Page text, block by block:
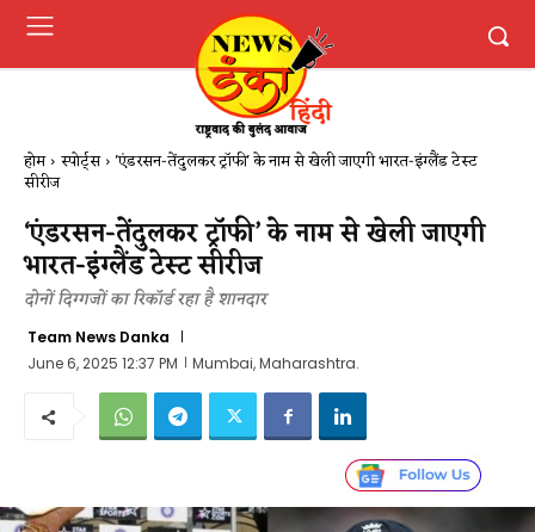
होम स्पोर्ट्स 'एंडरसन-तेंदुलकर ट्रॉफी' के नाम से खेली जाएगी भारत-इंग्लैंड टेस्ट
सीरीज
‘एंडरसन-तेंदुलकर ट्रॉफी’ के नाम से खेली जाएगी
भारत-इंग्लैंड टेस्ट सीरीज
दोनों दिग्गजों का रिकॉर्ड रहा है शानदार
Team News Danka
June 6, 2025 12:37 PM
Mumbai, Maharashtra.